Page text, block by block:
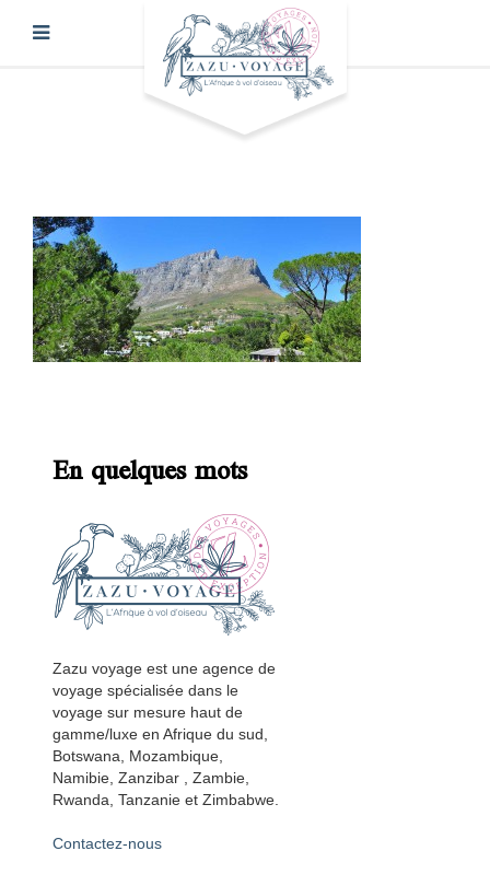
En quelques mots
Zazu voyage est une agence de
voyage spécialisée dans le
voyage sur mesure haut de
gamme/luxe en Afrique du sud,
Botswana, Mozambique,
Namibie, Zanzibar , Zambie,
Rwanda, Tanzanie et Zimbabwe.
Contactez-nous